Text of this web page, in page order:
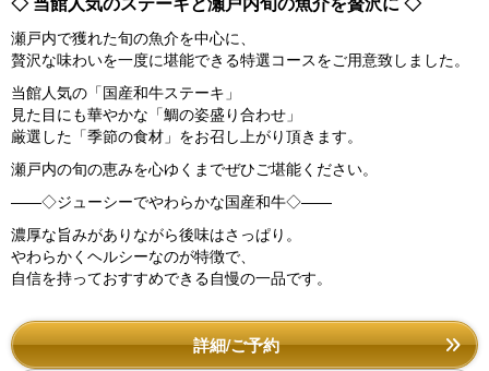
瀬戸内で獲れた旬の魚介を中心に、
贅沢な味わいを一度に堪能できる特選コースをご用意致しました。
当館人気の「国産和牛ステーキ」
見た目にも華やかな「鯛の姿盛り合わせ」
厳選した「季節の食材」をお召し上がり頂きます。
瀬戸内の旬の恵みを心ゆくまでぜひご堪能ください。
――◇ジューシーでやわらかな国産和牛◇――
濃厚な旨みがありながら後味はさっぱり。
やわらかくヘルシーなのが特徴で、
自信を持っておすすめできる自慢の一品です。
詳細/ご予約